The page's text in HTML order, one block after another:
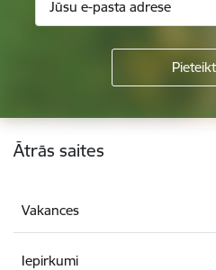
Kājene
Ātrās saites
Vakances
Iepirkumi